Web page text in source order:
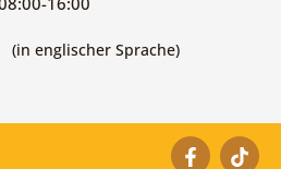
(in englischer Sprache)